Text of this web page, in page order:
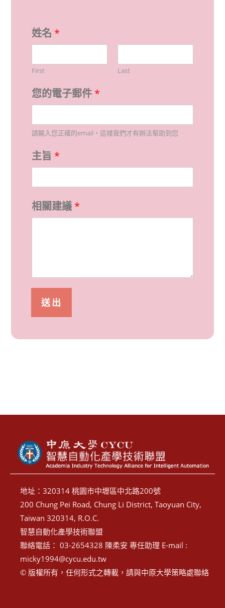
姓名 *
First Last
您的電子郵件 *
請輸入您正確的email，這樣我們才有辦法幫助到您
主旨 *
相關建議 *
送出
地址：320314 桃園市中壢區中北路200號
200 Chung Pei Road, Chung Li District, Taoyuan City,
Taiwan 320314, R.O.C.
智慧自動化產學技術聯盟
聯絡電話： 03-2654328 陳柔安 專任助理 E-mail :
micky1994@cycu.edu.tw
© 版權所有，任何形式之轉載，請與中原大學策略處聯絡